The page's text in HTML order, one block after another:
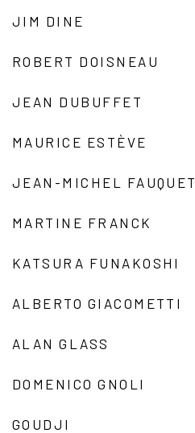
JIM DINE
ROBERT DOISNEAU
JEAN DUBUFFET
MAURICE ESTÈVE
JEAN-MICHEL FAUQUET
MARTINE FRANCK
KATSURA FUNAKOSHI
ALBERTO GIACOMETTI
ALAN GLASS
DOMENICO GNOLI
GOUDJI